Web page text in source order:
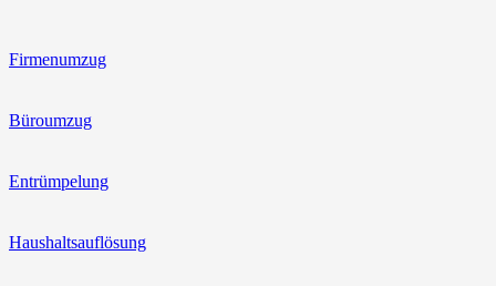
Firmenumzug
Büroumzug
Entrümpelung
Haushaltsauflösung